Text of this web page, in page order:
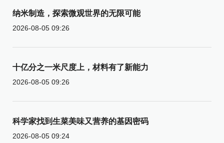
纳米制造，探索微观世界的无限可能
2026-08-05 09:26
十亿分之一米尺度上，材料有了新能力
2026-08-05 09:26
科学家找到生菜美味又营养的基因密码
2026-08-05 09:24